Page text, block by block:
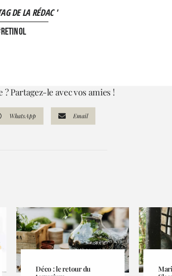
DE LA RÉDAC '
? Partagez-le avec vos amies !
WhatsApp Email
Déco : le retour du